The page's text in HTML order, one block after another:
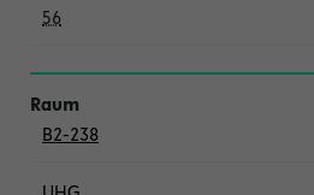
56
B2-238